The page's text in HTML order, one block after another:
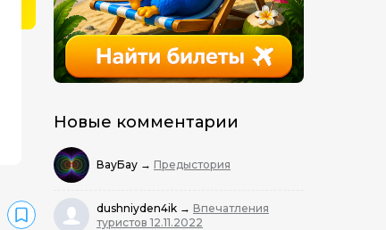
Новые комментарии
ВауБау → Предыстория
dushniyden4ik → Впечатления
туристов 12.11.2022